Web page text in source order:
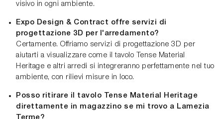
visivo in ogni ambiente.
Expo Design & Contract offre servizi di
progettazione 3D per l'arredamento?
Certamente. Offriamo servizi di progettazione 3D per
aiutarti a visualizzare come il tavolo Tense Material
Heritage e altri arredi si integreranno perfettamente nel tuo
ambiente, con rilievi misure in loco.
Posso ritirare il tavolo Tense Material Heritage
direttamente in magazzino se mi trovo a Lamezia
Terme?